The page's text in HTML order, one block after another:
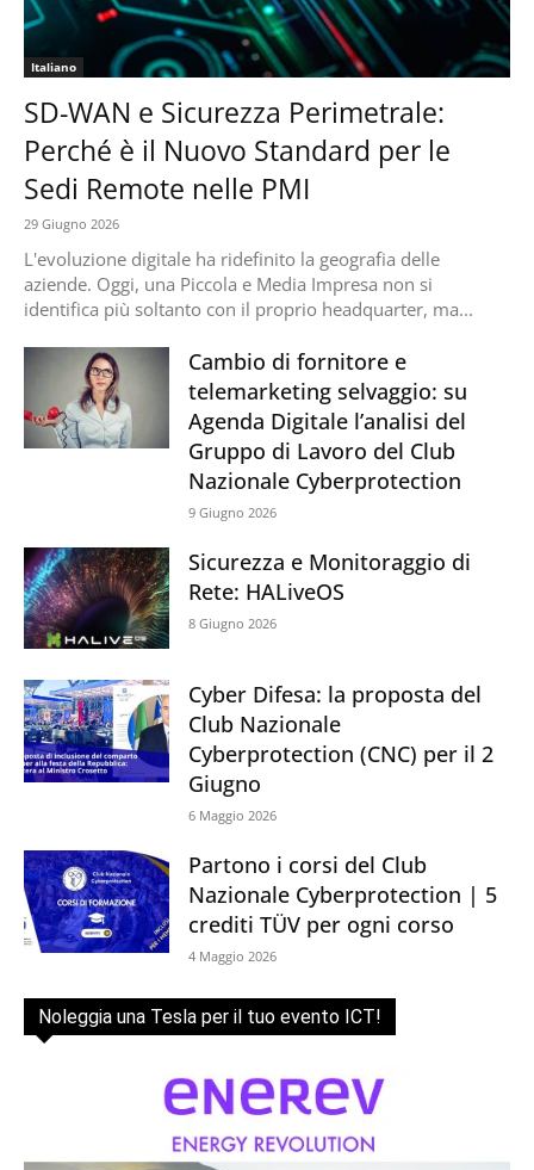
Italiano
SD-WAN e Sicurezza Perimetrale:
Perché è il Nuovo Standard per le
Sedi Remote nelle PMI
29 Giugno 2026
L'evoluzione digitale ha ridefinito la geografia delle
aziende. Oggi, una Piccola e Media Impresa non si
identifica più soltanto con il proprio headquarter, ma...
Cambio di fornitore e
telemarketing selvaggio: su
Agenda Digitale l’analisi del
Gruppo di Lavoro del Club
Nazionale Cyberprotection
9 Giugno 2026
Sicurezza e Monitoraggio di
Rete: HALiveOS
8 Giugno 2026
Cyber Difesa: la proposta del
Club Nazionale
Cyberprotection (CNC) per il 2
Giugno
6 Maggio 2026
Partono i corsi del Club
Nazionale Cyberprotection | 5
crediti TÜV per ogni corso
4 Maggio 2026
Noleggia una Tesla per il tuo evento ICT!